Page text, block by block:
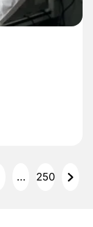
… 250